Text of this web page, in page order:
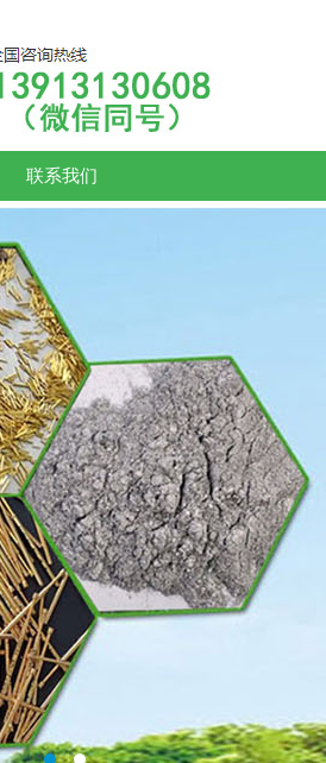
联系我们